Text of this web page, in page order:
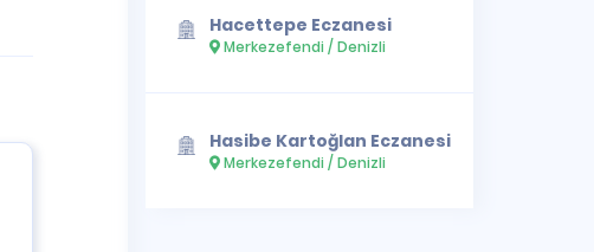
Hacettepe Eczanesi
Merkezefendi / Denizli
Hasibe Kartoğlan Eczanesi
Merkezefendi / Denizli